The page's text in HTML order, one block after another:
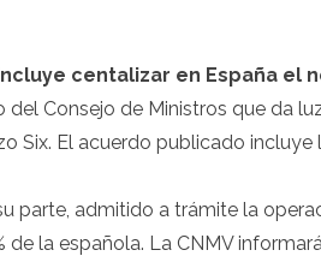
centalizar en España el
del Consejo de Ministros que da
Six. El acuerdo publicado
parte, admitido a trámite la
la española. La CNMV